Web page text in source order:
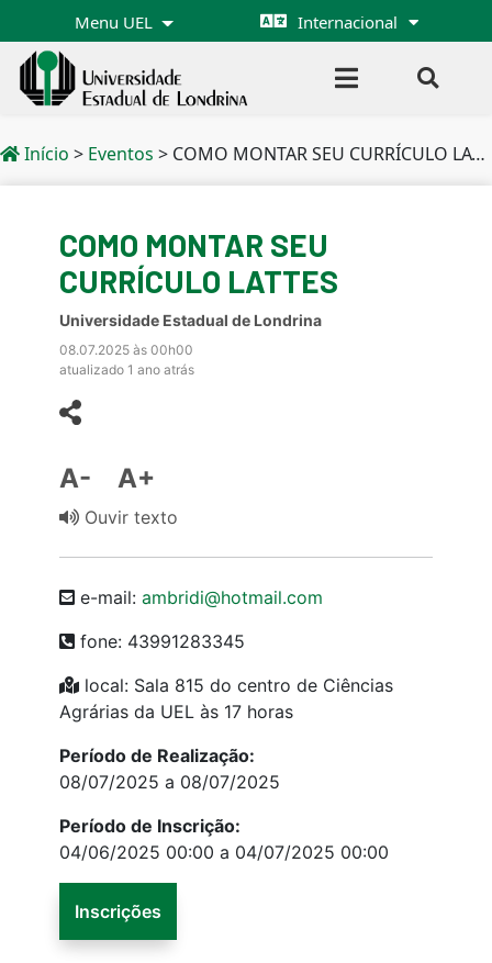
Menu UEL Internacional
Início > Eventos > COMO MONTAR SEU CURRÍCULO LATTES
COMO MONTAR SEU
CURRÍCULO LATTES
Universidade Estadual de Londrina
08.07.2025 às 00h00
atualizado 1 ano atrás
A- A+
Ouvir texto
e-mail: ambridi@hotmail.com
fone: 43991283345
local: Sala 815 do centro de Ciências
Agrárias da UEL às 17 horas
Período de Realização:
08/07/2025 a 08/07/2025
Período de Inscrição:
04/06/2025 00:00 a 04/07/2025 00:00
Inscrições